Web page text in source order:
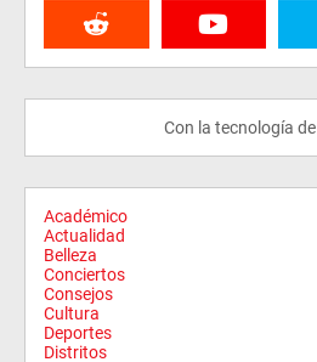
Con la tecnología de
Académico
Actualidad
Belleza
Conciertos
Consejos
Cultura
Deportes
Distritos